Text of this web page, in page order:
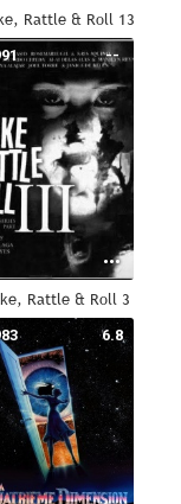
Rattle & Roll 13
--
Rattle & Roll 3
6.8